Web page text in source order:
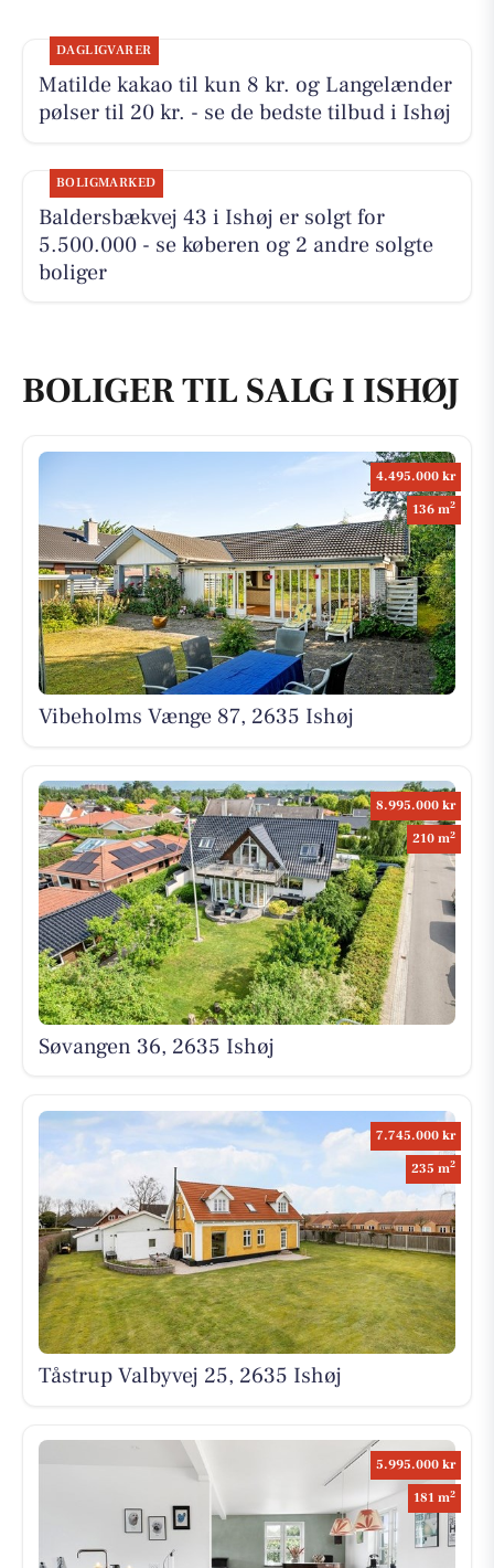
DAGLIGVARER
Matilde kakao til kun 8 kr. og Langelænder
pølser til 20 kr. - se de bedste tilbud i Ishøj
BOLIGMARKED
Baldersbækvej 43 i Ishøj er solgt for
5.500.000 - se køberen og 2 andre solgte
boliger
BOLIGER TIL SALG I ISHØJ
4.495.000 kr
136 m2
Vibeholms Vænge 87, 2635 Ishøj
8.995.000 kr
210 m2
Søvangen 36, 2635 Ishøj
7.745.000 kr
235 m2
Tåstrup Valbyvej 25, 2635 Ishøj
5.995.000 kr
181 m2